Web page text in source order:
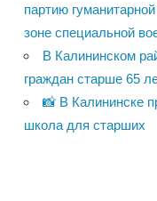
партию
зоне специальной
В Калининском
граждан старше 65
📸 В Калининске
школа для старших